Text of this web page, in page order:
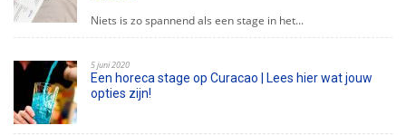
Niets is zo spannend als een stage in het...
5 juni 2020
Een horeca stage op Curacao | Lees hier wat jouw
opties zijn!